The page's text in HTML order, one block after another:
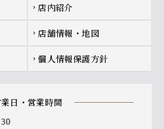
chevron_right 店内紹介
chevron_right 店舗情報・地図
chevron_right 個人情報保護方針
営業日・営業時間
30